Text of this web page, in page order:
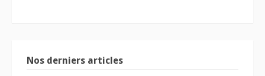
Nos derniers articles